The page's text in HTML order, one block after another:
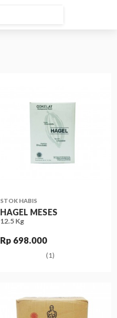
STOK HABIS
HAGEL MESES
12.5 Kg
Rp 698.000
(1)